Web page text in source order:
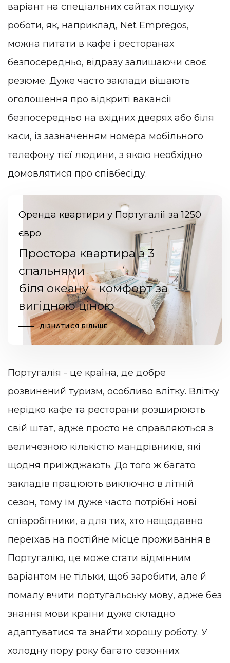
варіант на спеціальних сайтах пошуку
роботи, як, наприклад, Net Empregos,
можна питати в кафе і ресторанах
безпосередньо, відразу залишаючи своє
резюме. Дуже часто заклади вішають
оголошення про відкриті вакансії
безпосередньо на вхідних дверях або біля
каси, із зазначенням номера мобільного
телефону тієї людини, з якою необхідно
домовлятися про співбесіду.
Оренда квартири у Португалії за 1250
євро
Простора квартира з 3
спальнями
біля океану - комфорт за
вигідною ціною
ДІЗНАТИСЯ БІЛЬШЕ
Португалія - це країна, де добре
розвинений туризм, особливо влітку. Влітку
нерідко кафе та ресторани розширюють
свій штат, адже просто не справляються з
величезною кількістю мандрівників, які
щодня приїжджають. До того ж багато
закладів працюють виключно в літній
сезон, тому їм дуже часто потрібні нові
співробітники, а для тих, хто нещодавно
переїхав на постійне місце проживання в
Португалію, це може стати відмінним
варіантом не тільки, щоб заробити, але й
помалу вчити португальську мову, адже без
знання мови країни дуже складно
адаптуватися та знайти хорошу роботу. У
холодну пору року багато сезонних